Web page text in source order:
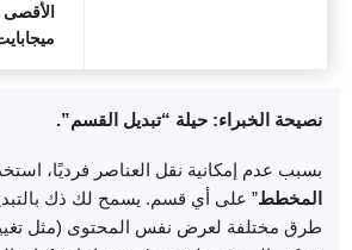
نصيحة الخبراء: حيلة “تبديل القسم”.
بسبب عدم إمكانية نقل العناصر فرديًا،
المخطط
طرق مختلفة لعرض نفس المحتوى (مثل